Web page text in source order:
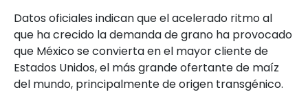
Datos oficiales indican que el acelerado ritmo al
que ha crecido la demanda de grano ha provocado
que México se convierta en el mayor cliente de
Estados Unidos, el más grande ofertante de maíz
del mundo, principalmente de origen transgénico.